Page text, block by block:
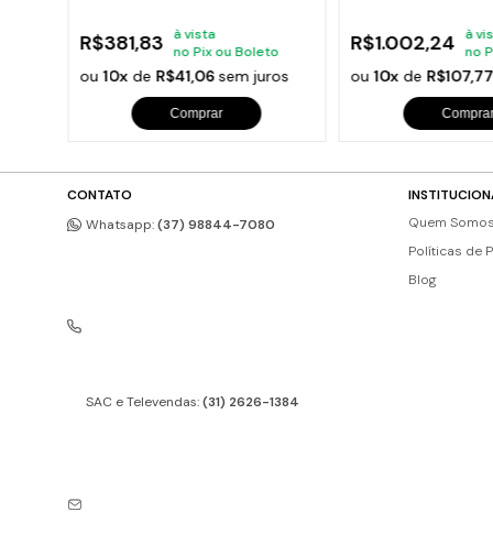
R$381,83
à vista
no Pix ou Boleto
ou10x de R$41,06sem juros
Comprar
R$1.002,24
à
no
ou10x de
CONTATO
Whatsapp:(37) 98844-7080
SAC e Televendas:(31) 2626-1384
Quem Somos
Políticas de
Blog